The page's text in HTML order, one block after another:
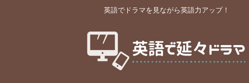
英語でドラマを見ながら英語力アップ！